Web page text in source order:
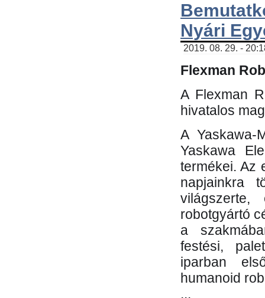
Nyári
2019. 08. 29. -
Flexman
A Flexman
hivatalos
A Yaskawa-
Yaskawa
termékei. Az
napjainkra
robotgyártó
a
festési,
iparban
humanoid
...